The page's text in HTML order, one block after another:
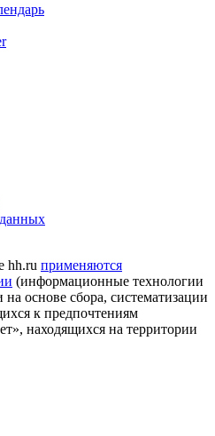
hh.ru применяются
(информационные технологии
основе сбора, систематизации
к предпочтениям
находящихся на территории